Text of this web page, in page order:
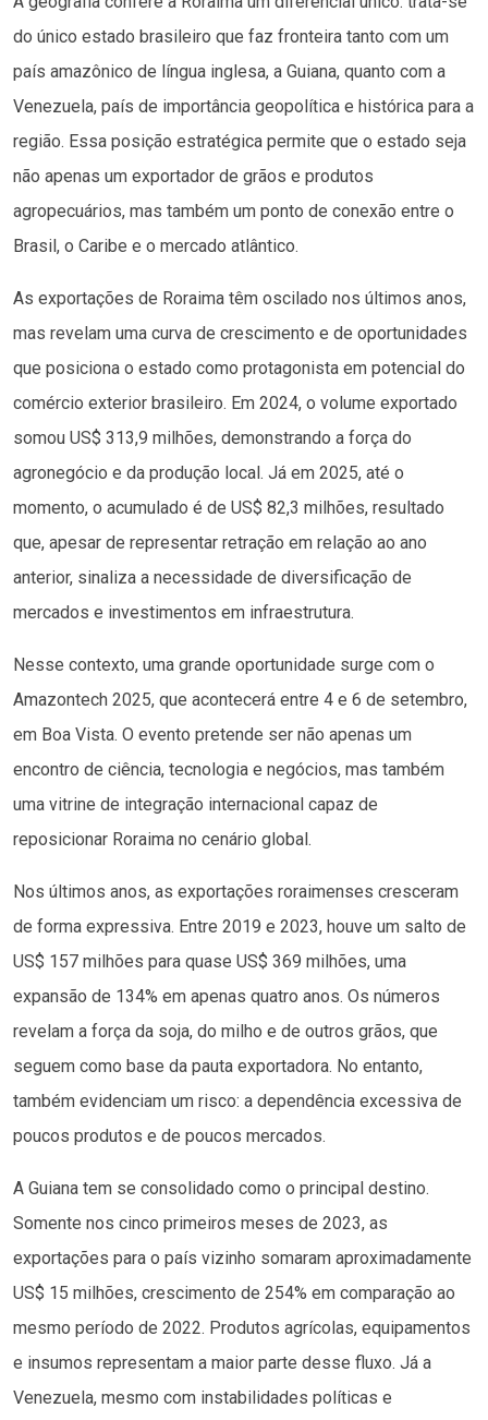
do único estado brasileiro que faz fronteira tanto com um
país amazônico de língua inglesa, a Guiana, quanto com a
Venezuela, país de importância geopolítica e histórica para a
região. Essa posição estratégica permite que o estado seja
não apenas um exportador de grãos e produtos
agropecuários, mas também um ponto de conexão entre o
Brasil, o Caribe e o mercado atlântico.
As exportações de Roraima têm oscilado nos últimos anos,
mas revelam uma curva de crescimento e de oportunidades
que posiciona o estado como protagonista em potencial do
comércio exterior brasileiro. Em 2024, o volume exportado
somou US$ 313,9 milhões, demonstrando a força do
agronegócio e da produção local. Já em 2025, até o
momento, o acumulado é de US$ 82,3 milhões, resultado
que, apesar de representar retração em relação ao ano
anterior, sinaliza a necessidade de diversificação de
mercados e investimentos em infraestrutura.
Nesse contexto, uma grande oportunidade surge com o
Amazontech 2025, que acontecerá entre 4 e 6 de setembro,
em Boa Vista. O evento pretende ser não apenas um
encontro de ciência, tecnologia e negócios, mas também
uma vitrine de integração internacional capaz de
reposicionar Roraima no cenário global.
Nos últimos anos, as exportações roraimenses cresceram
de forma expressiva. Entre 2019 e 2023, houve um salto de
US$ 157 milhões para quase US$ 369 milhões, uma
expansão de 134% em apenas quatro anos. Os números
revelam a força da soja, do milho e de outros grãos, que
seguem como base da pauta exportadora. No entanto,
também evidenciam um risco: a dependência excessiva de
poucos produtos e de poucos mercados.
A Guiana tem se consolidado como o principal destino.
Somente nos cinco primeiros meses de 2023, as
exportações para o país vizinho somaram aproximadamente
US$ 15 milhões, crescimento de 254% em comparação ao
mesmo período de 2022. Produtos agrícolas, equipamentos
e insumos representam a maior parte desse fluxo. Já a
Venezuela, mesmo com instabilidades políticas e